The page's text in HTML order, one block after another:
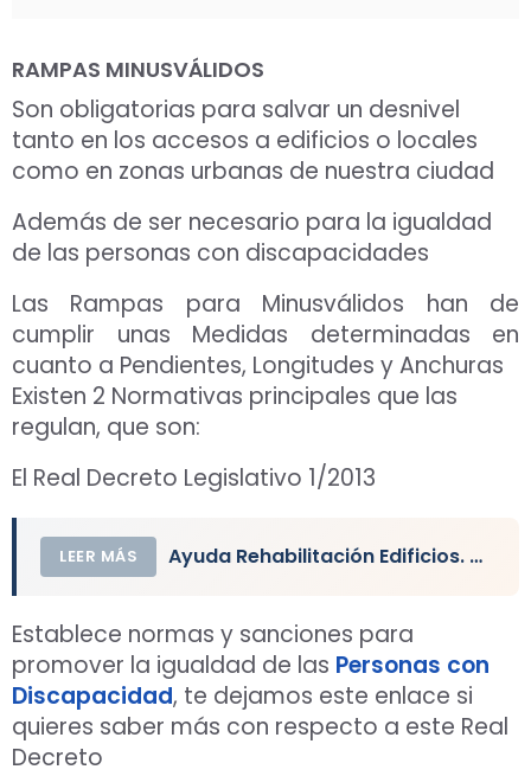
RAMPAS MINUSVÁLIDOS
Son obligatorias para salvar un desnivel
tanto en los accesos a edificios o locales
como en zonas urbanas de nuestra ciudad
Además de ser necesario para la igualdad
de las personas con discapacidades
Las Rampas para Minusválidos han de
cumplir unas Medidas determinadas en
cuanto a Pendientes, Longitudes y Anchuras
Existen 2 Normativas principales que las
regulan, que son:
El Real Decreto Legislativo 1/2013
LEER MÁS Ayuda Rehabilitación Edificios. Proyecto, Licencia y Obra
Establece normas y sanciones para
promover la igualdad de las Personas con
Discapacidad, te dejamos este enlace si
quieres saber más con respecto a este Real
Decreto